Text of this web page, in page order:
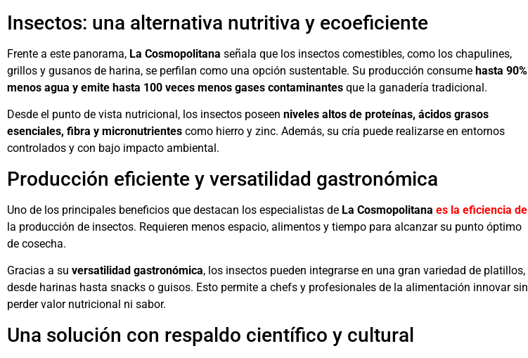
Insectos: una alternativa nutritiva y ecoeficiente
Frente a este panorama, La Cosmopolitana señala que los insectos comestibles, como los chapulines,
grillos y gusanos de harina, se perfilan como una opción sustentable. Su producción consume hasta 90%
menos agua y emite hasta 100 veces menos gases contaminantes que la ganadería tradicional.
Desde el punto de vista nutricional, los insectos poseen niveles altos de proteínas, ácidos grasos
esenciales, fibra y micronutrientes como hierro y zinc. Además, su cría puede realizarse en entornos
controlados y con bajo impacto ambiental.
Producción eficiente y versatilidad gastronómica
Uno de los principales beneficios que destacan los especialistas de La Cosmopolitana es la eficiencia de
la producción de insectos. Requieren menos espacio, alimentos y tiempo para alcanzar su punto óptimo
de cosecha.
Gracias a su versatilidad gastronómica, los insectos pueden integrarse en una gran variedad de platillos,
desde harinas hasta snacks o guisos. Esto permite a chefs y profesionales de la alimentación innovar sin
perder valor nutricional ni sabor.
Una solución con respaldo científico y cultural